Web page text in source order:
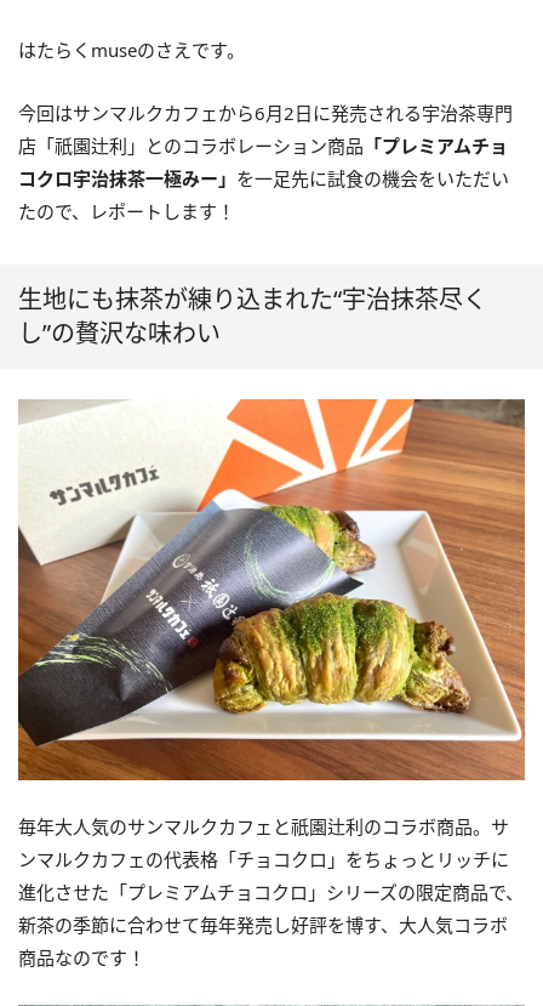
はたらくmuseのさえです。
今回はサンマルクカフェから6月2日に発売される宇治茶専門
店「祇園辻利」とのコラボレーション商品 「プレミアムチョ
コクロ宇治抹茶一極みー」 を一足先に試食の機会をいただい
たので、レポートします！
生地にも抹茶が練り込まれた“宇治抹茶尽く
し”の贅沢な味わい
毎年大人気のサンマルクカフェと祇園辻利のコラボ商品。サ
ンマルクカフェの代表格「チョコクロ」をちょっとリッチに
進化させた「プレミアムチョコクロ」シリーズの限定商品で、
新茶の季節に合わせて毎年発売し好評を博す、大人気コラボ
商品なのです！